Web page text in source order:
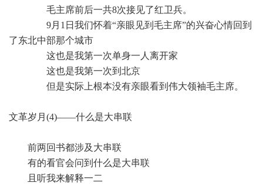
毛主席前后一共8次接见了红卫兵。
9月1日我们怀着“亲眼见到毛主席”的兴奋心情回到
了东北中部那个城市
这也是我第一次单身一人离开家
这也是我第一次到北京
但是实际上根本没有亲眼看到伟大领袖毛主席。
文革岁月(4)——什么是大串联
前两回书都涉及大串联
有的看官会问到什么是大串联
且听我来解释一二